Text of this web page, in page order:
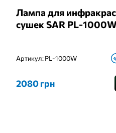
Лампа для
сушек SAR PL-
Артикул:PL-1000W
2080 грн